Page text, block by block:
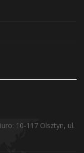
10-117 Olsztyn, ul.